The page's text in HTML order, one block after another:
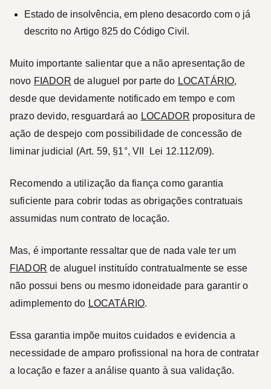
Estado de insolvência, em pleno desacordo com o já
descrito no Artigo 825 do Código Civil .
Muito importante salientar que a não apresentação de
novo FIADOR de aluguel por parte do LOCATÁRIO,
desde que devidamente notificado em tempo e com
prazo devido, resguardará ao LOCADOR propositura de
ação de despejo com possibilidade de concessão de
liminar judicial (Art. 59, §1°, VII ­ Lei 12.112/09).
Recomendo a utilização da fiança como garantia
suficiente para cobrir todas as obrigações contratuais
assumidas num contrato de locação.
Mas, é importante ressaltar que de nada vale ter um
FIADOR de aluguel instituído contratualmente se esse
não possui bens ou mesmo idoneidade para garantir o
adimplemento do LOCATÁRIO.
Essa garantia impõe muitos cuidados e evidencia a
necessidade de amparo profissional na hora de contratar
a locação e fazer a análise quanto à sua validação.